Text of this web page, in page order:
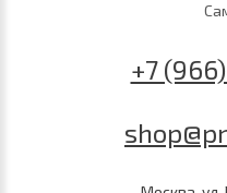
+7